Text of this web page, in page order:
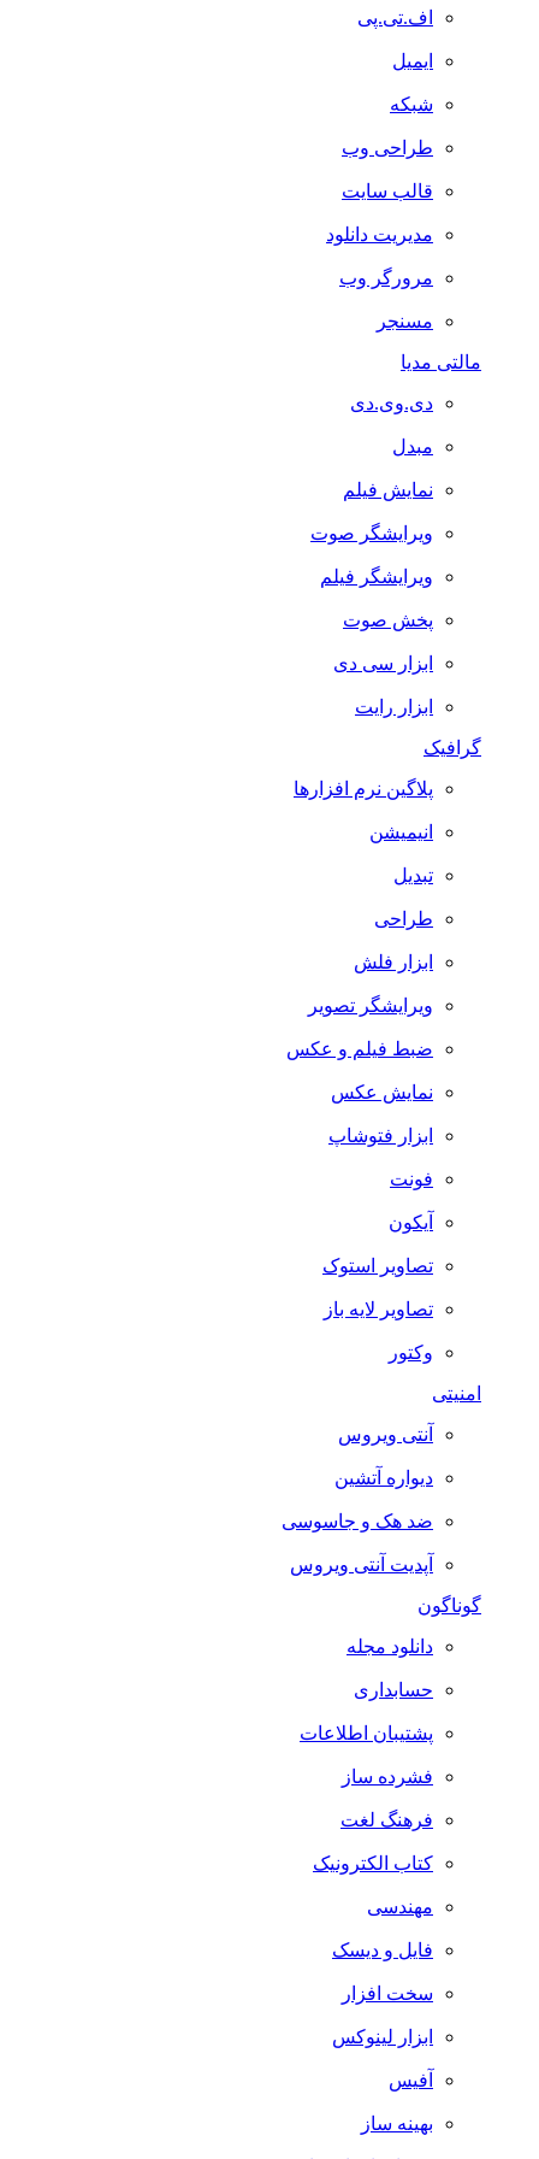
اف.تی.پی
ایمیل
شبکه
طراحی وب
قالب سایت
مدیریت دانلود
مرورگر وب
مسنجر
مالتی مدیا
دی.وی.دی
مبدل
نمایش فیلم
ویرایشگر صوت
ویرایشگر فیلم
پخش صوت
ابزار سی دی
ابزار رایت
گرافیک
پلاگین نرم افزارها
انیمیشن
تبدیل
طراحی
ابزار فلش
ویرایشگر تصویر
ضبط فيلم و عكس
نمایش عکس
ابزار فتوشاپ
فونت
آیکون
تصاویر استوک
تصاویر لایه باز
وکتور
امنیتی
آنتی ویروس
دیواره آتشین
ضد هک و جاسوسی
آپدیت آنتی ویروس
گوناگون
دانلود مجله
حسابداری
پشتیبان اطلاعات
فشرده ساز
فرهنگ لغت
کتاب الکترونیک
مهندسی
فایل و دیسک
سخت افزار
ابزار لینوکس
آفیس
بهینه ساز